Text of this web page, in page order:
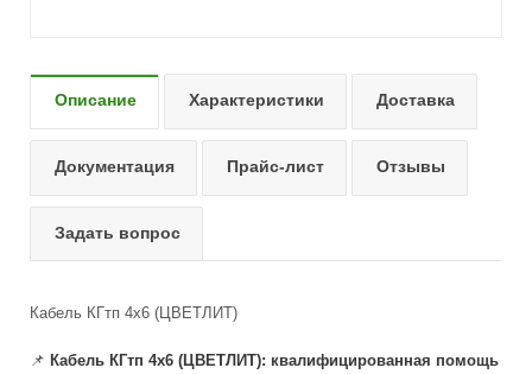
Описание Характеристики Доставка
Документация Прайс-лист Отзывы
Задать вопрос
Кабель КГтп 4х6 (ЦВЕТЛИТ)
📌 Кабель КГтп 4х6 (ЦВЕТЛИТ): квалифицированная помощь